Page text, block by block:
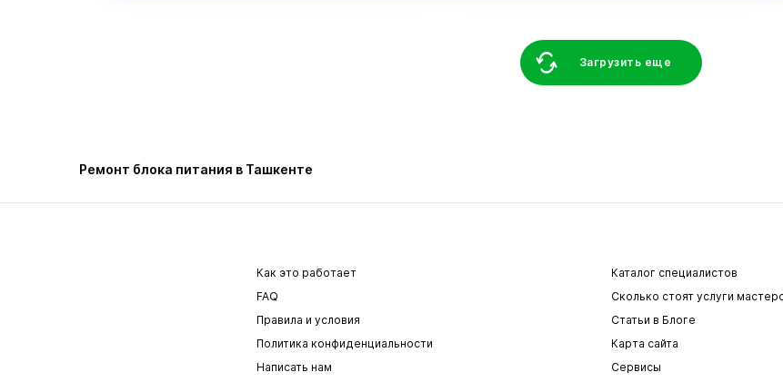
Загрузить еще
Ремонт блока питания в Ташкенте
Как это работает
Каталог специалистов
FAQ
Сколько стоят услуги
Правила и условия
Статьи в Блоге
Политика конфиденциальности
Карта сайта
Написать нам
Сервисы